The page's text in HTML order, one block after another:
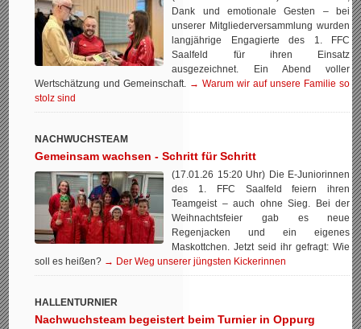
Dank und emotionale Gesten – bei
unserer Mitgliederversammlung wurden
langjährige Engagierte des 1. FFC
Saalfeld für ihren Einsatz
ausgezeichnet. Ein Abend voller
Wertschätzung und Gemeinschaft. → Warum wir auf unsere Familie so
stolz sind
NACHWUCHSTEAM
Gemeinsam wachsen - Schritt für Schritt
(17.01.26 15:20 Uhr) Die E-Juniorinnen
des 1. FFC Saalfeld feiern ihren
Teamgeist – auch ohne Sieg. Bei der
Weihnachtsfeier gab es neue
Regenjacken und ein eigenes
Maskottchen. Jetzt seid ihr gefragt: Wie
soll es heißen? → Der Weg unserer jüngsten Kickerinnen
HALLENTURNIER
Nachwuchsteam begeistert beim Turnier in Oppurg